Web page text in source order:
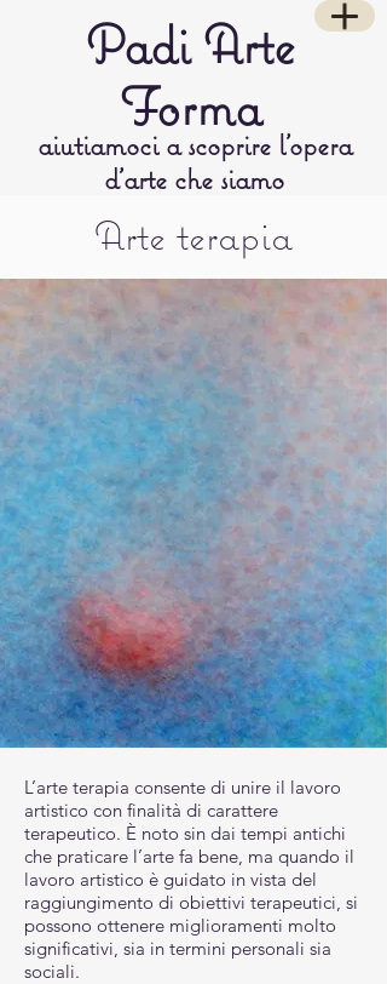
Padi Arte
Forma
aiutiamoci a scoprire l’opera
d’arte che siamo
L’arte terapia consente di unire il lavoro
artistico con finalità di carattere
terapeutico. È noto sin dai tempi antichi
che praticare l’arte fa bene, ma quando il
lavoro artistico è guidato in vista del
raggiungimento di obiettivi terapeutici, si
possono ottenere miglioramenti molto
significativi, sia in termini personali sia
sociali.
Arte terapia